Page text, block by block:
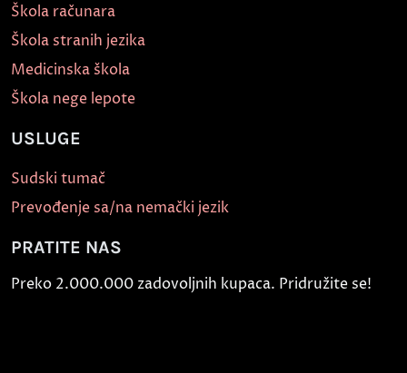
Škola računara
Škola stranih jezika
Medicinska škola
Škola nege lepote
USLUGE
Sudski tumač
Prevođenje sa/na nemački jezik
PRATITE NAS
Preko 2.000.000 zadovoljnih kupaca. Pridružite se!